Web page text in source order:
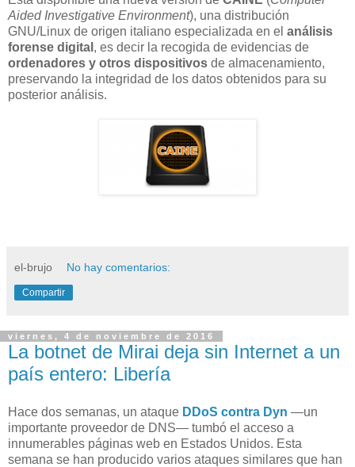
Aided Investigative Environment), una distribución
GNU/Linux de origen italiano especializada en el análisis
forense digital , es decir la recogida de evidencias de
ordenadores y otros dispositivos de almacenamiento,
preservando la integridad de los datos obtenidos para su
posterior análisis.
el-brujo No hay comentarios:
Compartir
viernes, 4 de noviembre de 2016
La botnet de Mirai deja sin Internet a un
país entero: Libería
Hace dos semanas, un ataque DDoS contra Dyn —un
importante proveedor de DNS— tumbó el acceso a
innumerables páginas web en Estados Unidos. Esta
semana se han producido varios ataques similares que han